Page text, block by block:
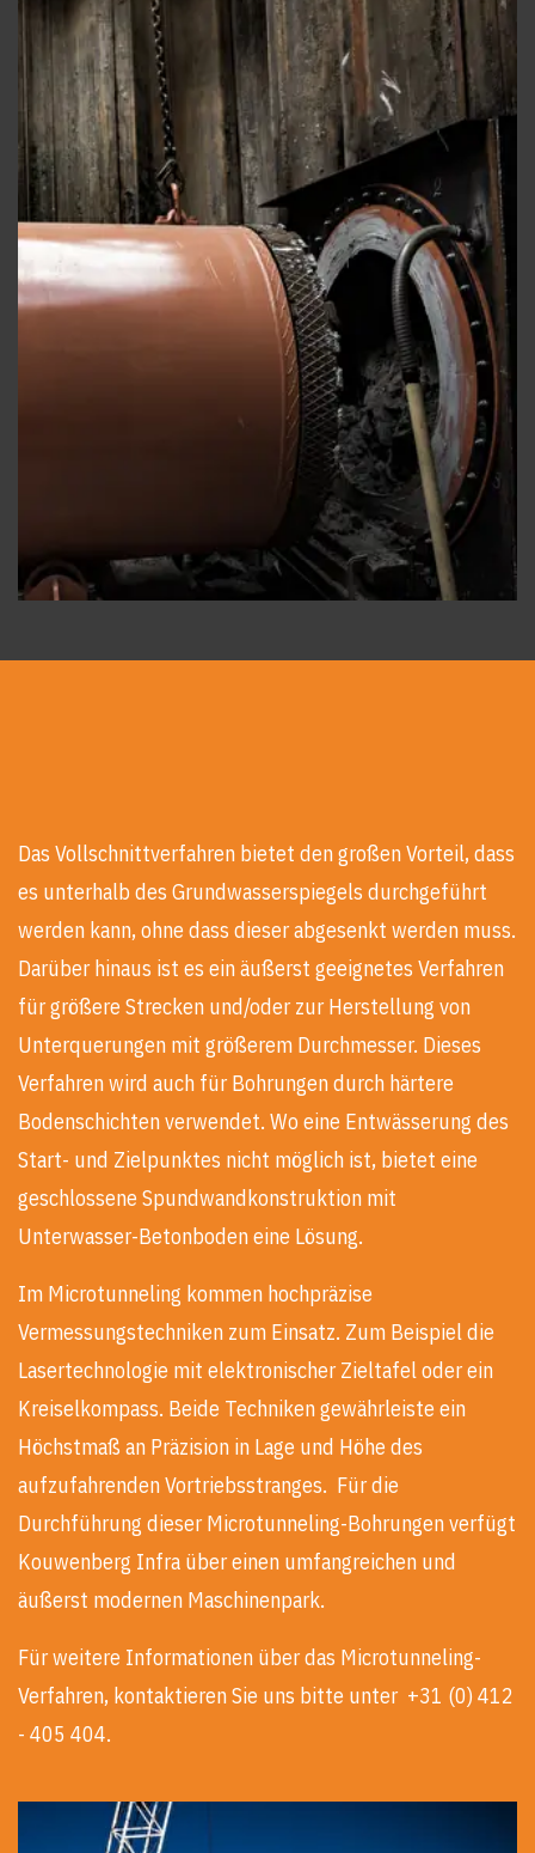
Das Vollschnittverfahren bietet den großen Vorteil, dass
es unterhalb des Grundwasserspiegels durchgeführt
werden kann, ohne dass dieser abgesenkt werden muss.
Darüber hinaus ist es ein äußerst geeignetes Verfahren
für größere Strecken und/oder zur Herstellung von
Unterquerungen mit größerem Durchmesser. Dieses
Verfahren wird auch für Bohrungen durch härtere
Bodenschichten verwendet. Wo eine Entwässerung des
Start- und Zielpunktes nicht möglich ist, bietet eine
geschlossene Spundwandkonstruktion mit
Unterwasser-Betonboden eine Lösung.
Im Microtunneling kommen hochpräzise
Vermessungstechniken zum Einsatz. Zum Beispiel die
Lasertechnologie mit elektronischer Zieltafel oder ein
Kreiselkompass. Beide Techniken gewährleiste ein
Höchstmaß an Präzision in Lage und Höhe des
aufzufahrenden Vortriebsstranges. Für die
Durchführung dieser Microtunneling-Bohrungen verfügt
Kouwenberg Infra über einen umfangreichen und
äußerst modernen Maschinenpark.
Für weitere Informationen über das Microtunneling-
Verfahren, kontaktieren Sie uns bitte unter +31 (0) 412
- 405 404.